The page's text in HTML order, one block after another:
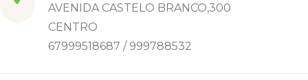
AVENIDA CASTELO BRANCO,300
CENTRO
67999518687 / 999788532